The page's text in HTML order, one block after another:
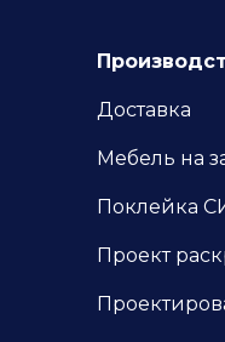
Доставка
Мебель на
Поклейка
Проект